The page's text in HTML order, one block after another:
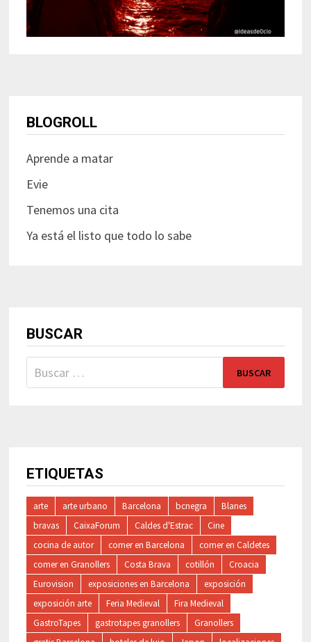
BLOGROLL
Aprende a matar
Evie
Tenemos una cita
Ya está el listo que todo lo sabe
BUSCAR
Buscar:
ETIQUETAS
arte arte urbano Barcelona bcnegra
Blanes
bravas
CaixaForum Caldes d'Estrac
Cine
cocina de autor
comer en Barcelona
comer en Caldetes
comer en Granollers
Costa Brava cotillón
Croacia
Eurovision
exposiciones en Barcelona
exposición
exposición arte
Feria Medieval
Fira Medieval
GastroTapes
gastrotapes granollers
Granollers